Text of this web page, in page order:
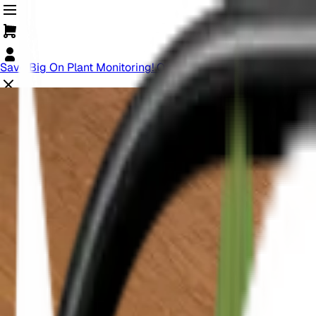
Save Big On Plant Monitoring! Offer Ends Soon.